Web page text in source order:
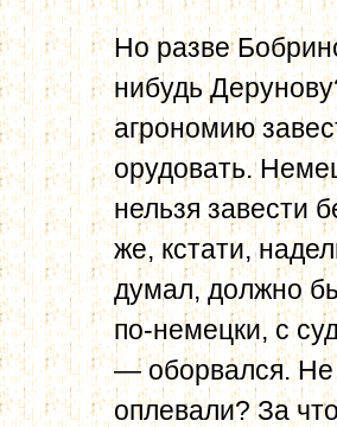
Но разве
нибудь
агрономию
орудовать.
нельзя завести
же, кстати,
думал, должно
по-немецки, с
— оборвался. Не
оплевали? За